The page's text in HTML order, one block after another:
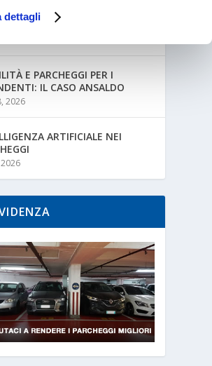
dettagli
AZIENDALE E PARCHEGGI
E PARCHEGGI PER I
IL CASO ANSALDO
2026
ARTIFICIALE NEI